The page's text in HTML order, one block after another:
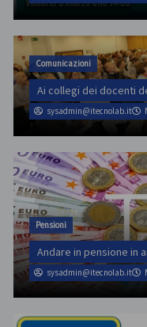
Comunicazioni
Ai collegi dei docenti
sysadmin@itecnolab.it
Pensioni
Andare in pensione in
sysadmin@itecnolab.it